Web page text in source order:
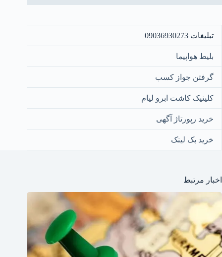
تبلیغات 09036930273
بلیط هواپیما
گرفتن جواز کسب
کلینیک کاشت ابرو لیام
خرید رپورتاژ آگهی
خرید بک لینک
اخبار مرتبط